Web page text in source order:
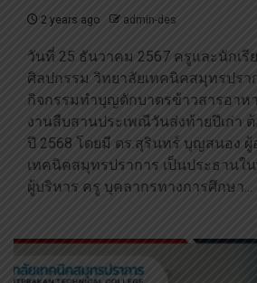
2 years ago admin-des
วันที่ 25 ธันวาคม 2567 ครูและนักเ
ศิลปกรรม วิทยาลัยเทคนิคสมุทรปรา
กิจกรรมทำบุญตักบาตรข้าวสารอาห
งานสืบสานประเพณีวันส่งท้ายปีเก่า
ปี 2568 โดยมี ดร.สุรินทร์ บุญสนอง
เทคนิคสมุทรปราการ เป็นประธาน
ผู้บริหาร ครู บุคลากรทางการศึกษา...